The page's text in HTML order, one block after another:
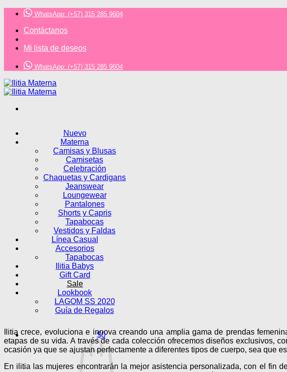
Saltar
contenido
WhatsApp: (+57) 315 285 9604
Contáctanos
Mi lista de deseos
WhatsApp: (+57) 315 285 9604
Nuevo
Materna
Camisas y Blusas
Camisetas
Celebración
Chaquetas y Cardigans
Jeanswear
Loungewear
Pantalones
Shorts y Capris
Tapabocas
Vestidos y Faldas
Línea Casual
Accesorios
Tapabocas
Ilitia Babys
Gift Card
Sale
Lookbook
LAGOM SS 2020
Guía de Regalos
$0
Ilitia crece, evoluciona e innova creando una amplia gama de prendas
etapas de su vida. A través de cada colección ofrecemos diseños exclusivos,
ocasión ya que se ajustan perfectamente a diferentes tipos de cuerpo, sea que
En ilitia las mujeres encontrarán la mejor asistencia personalizada, con el fin